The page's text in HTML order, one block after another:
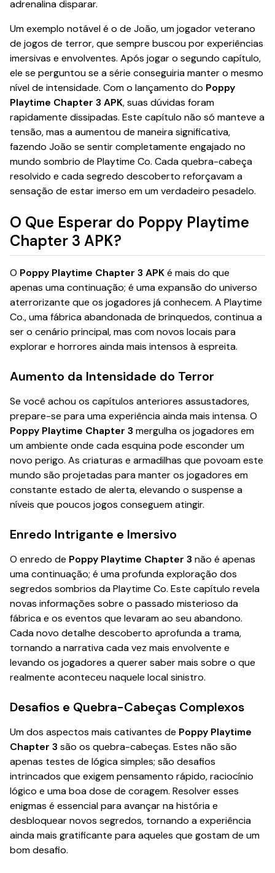
adrenalina disparar.
Um exemplo notável é o de João, um jogador veterano
de jogos de terror, que sempre buscou por experiências
imersivas e envolventes. Após jogar o segundo capítulo,
ele se perguntou se a série conseguiria manter o mesmo
nível de intensidade. Com o lançamento do Poppy
Playtime Chapter 3 APK, suas dúvidas foram
rapidamente dissipadas. Este capítulo não só manteve a
tensão, mas a aumentou de maneira significativa,
fazendo João se sentir completamente engajado no
mundo sombrio de Playtime Co. Cada quebra-cabeça
resolvido e cada segredo descoberto reforçavam a
sensação de estar imerso em um verdadeiro pesadelo.
O Que Esperar do Poppy Playtime
Chapter 3 APK?
O Poppy Playtime Chapter 3 APKé mais do que
apenas uma continuação; é uma expansão do universo
aterrorizante que os jogadores já conhecem. A Playtime
Co., uma fábrica abandonada de brinquedos, continua a
ser o cenário principal, mas com novos locais para
explorar e horrores ainda mais intensos à espreita.
Aumento da Intensidade do Terror
Se você achou os capítulos anteriores assustadores,
prepare-se para uma experiência ainda mais intensa. O
Poppy Playtime Chapter 3 mergulha os jogadores em
um ambiente onde cada esquina pode esconder um
novo perigo. As criaturas e armadilhas que povoam este
mundo são projetadas para manter os jogadores em
constante estado de alerta, elevando o suspense a
níveis que poucos jogos conseguem atingir.
Enredo Intrigante e Imersivo
O enredo de Poppy Playtime Chapter 3 não é apenas
uma continuação; é uma profunda exploração dos
segredos sombrios da Playtime Co. Este capítulo revela
novas informações sobre o passado misterioso da
fábrica e os eventos que levaram ao seu abandono.
Cada novo detalhe descoberto aprofunda a trama,
tornando a narrativa cada vez mais envolvente e
levando os jogadores a querer saber mais sobre o que
realmente aconteceu naquele local sinistro.
Desafios e Quebra-Cabeças Complexos
Um dos aspectos mais cativantes de Poppy Playtime
Chapter 3 são os quebra-cabeças. Estes não são
apenas testes de lógica simples; são desafios
intrincados que exigem pensamento rápido, raciocínio
lógico e uma boa dose de coragem. Resolver esses
enigmas é essencial para avançar na história e
desbloquear novos segredos, tornando a experiência
ainda mais gratificante para aqueles que gostam de um
bom desafio.